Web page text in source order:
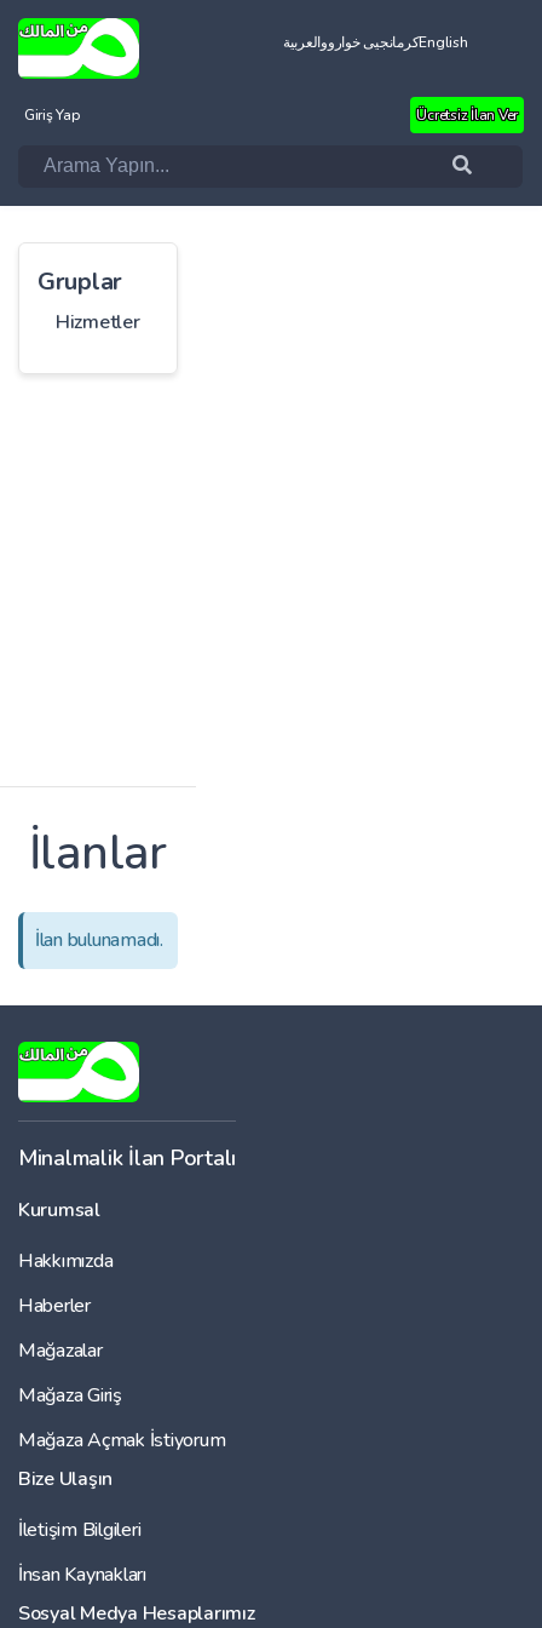
العربيةکرمانجیی خوارووEnglish
Giriş Yap Ücretsiz İlan Ver
Gruplar
Hizmetler
İlanlar
İlan bulunamadı.
Minalmalik İlan Portalı
Kurumsal
Hakkımızda
Haberler
Mağazalar
Mağaza Giriş
Mağaza Açmak İstiyorum
Bize Ulaşın
İletişim Bilgileri
İnsan Kaynakları
Sosyal Medya Hesaplarımız